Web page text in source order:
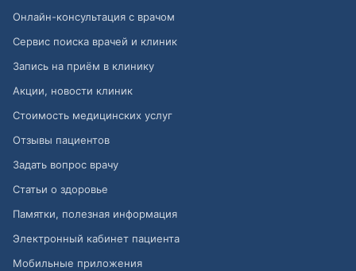
Онлайн-консультация с врачом
Сервис поиска врачей и клиник
Запись на приём в клинику
Акции, новости клиник
Стоимость медицинских услуг
Отзывы пациентов
Задать вопрос врачу
Статьи о здоровье
Памятки, полезная информация
Электронный кабинет пациента
Мобильные приложения